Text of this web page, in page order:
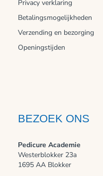
Privacy verklaring
Betalingsmogelijkheden
Verzending en bezorging
Openingstijden
BEZOEK ONS
Pedicure Academie
Westerblokker 23a
1695 AA Blokker